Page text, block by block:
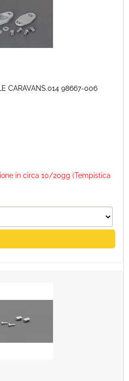
CARAVANS.014 98667-006
in circa 10/20gg (Tempistica